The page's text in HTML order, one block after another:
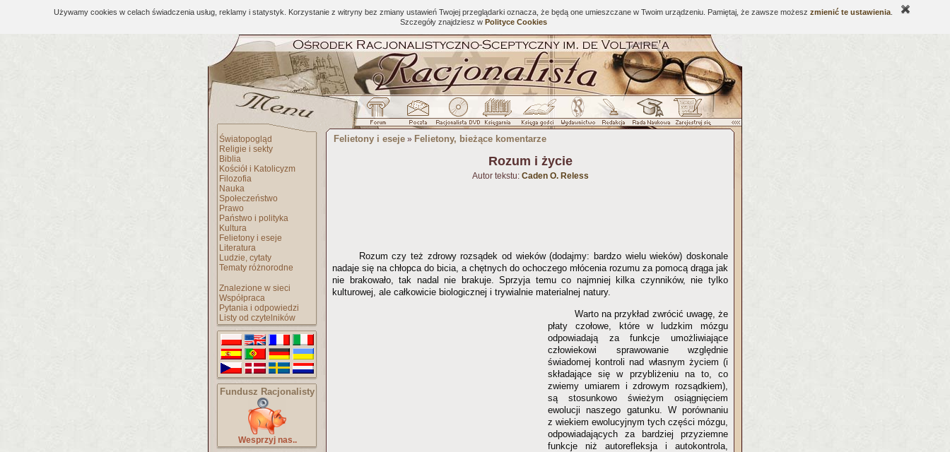
Używamy cookies w celach świadczenia usług, reklamy i statystyk. Korzystanie z witryny bez zmiany ustawień Twojej przeglądarki oznacza, że będą one umieszczane w Twoim urządzeniu. Pamiętaj, że zawsze możesz zmienić te ustawienia
Szczegóły znajdziesz w Polityce Cookies
Światopogląd
Religie i sekty
Biblia
Kościół i Katolicyzm
Filozofia
Nauka
Społeczeństwo
Prawo
Państwo i polityka
Kultura
Felietony i eseje
Literatura
Ludzie, cytaty
Tematy różnorodne
Znalezione w sieci
Współpraca
Pytania i odpowiedzi
Listy od czytelników
Fundusz Racjonalisty
Wesprzyj nas..
Felietony i eseje » Felietony, bieżące komentarze
Rozum i życie
Autor tekstu: Caden O. Reless
Rozum czy też zdrowy rozsądek od wieków (dodajmy: bardzo wielu wieków) doskonale
nadaje się na chłopca do bicia, a chętnych do ochoczego młócenia rozumu za pomocą drąga jak
nie brakowało, tak nadal nie brakuje. Sprzyja temu co najmniej kilka czynników, nie tylko
kulturowej, ale całkowicie biologicznej i trywialnie materialnej natury.
Warto na przykład zwrócić uwagę, że
płaty czołowe, które w ludzkim mózgu
odpowiadają za funkcje umożliwiające
człowiekowi sprawowanie względnie
świadomej kontroli nad własnym życiem (i
składające się w przybliżeniu na to, co
zwiemy umiarem i zdrowym rozsądkiem),
są stosunkowo świeżym osiągnięciem
ewolucji naszego gatunku. W porównaniu
z wiekiem ewolucyjnym tych części mózgu,
odpowiadających za bardziej przyziemne
funkcje niż autorefleksja i autokontrola,